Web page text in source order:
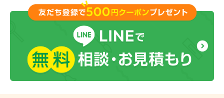
ものにしました。高さを気にせず使えて助かり
ました。
︎購入した商品はこちら